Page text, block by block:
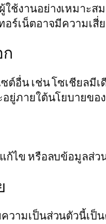
ช้งานอย่างเหมาะ
อร์เน็ตอาจมีความเ
ต์อื่น เช่น โซเชียลมี
ยู่ภายใต้นโยบายขอ
ก้ไข หรือลบข้อมูลส่
วามเป็นส่วนตัวนี้เ